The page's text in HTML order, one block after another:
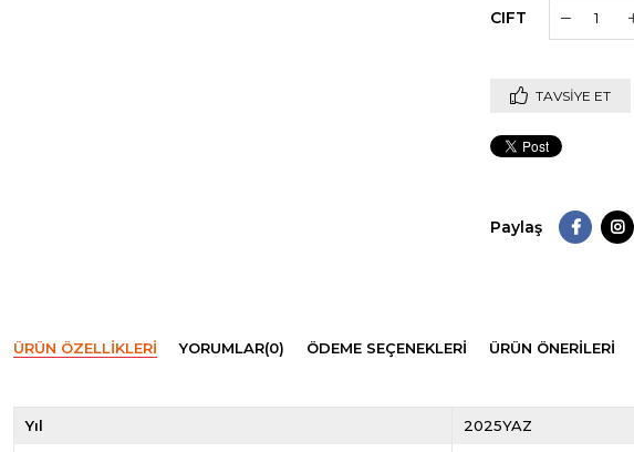
CIFT
TAVSIYE ET
Paylaş
ÜRÜN ÖZELLIKLERI YORUMLAR(0) ÖDEME SEÇENEKLERI ÜRÜN ÖNERILERI
Yıl 2025YAZ